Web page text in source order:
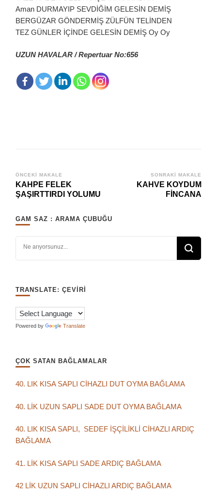
Aman DURMAYIP SEVDİĞİM GELESİN DEMİŞ
BERGÜZAR GÖNDERMİŞ ZÜLFÜN TELİNDEN
TEZ GÜNLER İÇİNDE GELESİN DEMİŞ Oy Oy
UZUN HAVALAR / Repertuar No:656
Yazı
dolaşımı
ÖNCEKI MAKALE
KAHPE FELEK
ŞAŞIRTTIRDI YOLUMU
SONRAKI MAKALE
KAHVE KOYDUM
FİNCANA
GAM SAZ : ARAMA ÇUBUĞU
TRANSLATE: ÇEVIRI
Powered by Translate
ÇOK SATAN BAĞLAMALAR
40. LIK KISA SAPLI CİHAZLI DUT OYMA BAĞLAMA
40. LİK UZUN SAPLI SADE DUT OYMA BAĞLAMA
40. LIK KISA SAPLI, SEDEF İŞÇİLİKLİ CİHAZLI ARDIÇ
BAĞLAMA
41. LİK KISA SAPLI SADE ARDIÇ BAĞLAMA
42 LİK UZUN SAPLI CİHAZLI ARDIÇ BAĞLAMA